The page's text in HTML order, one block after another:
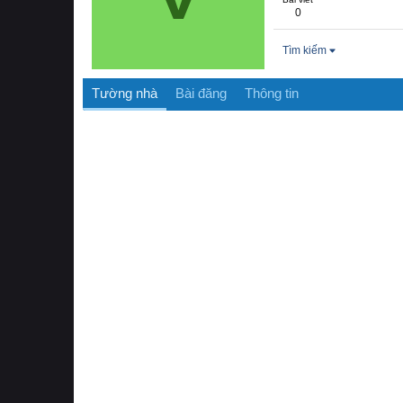
0
Tìm kiếm
Tường nhà Bài đăng Thông tin